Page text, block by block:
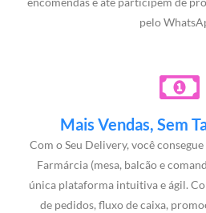
pelo
Mais Vendas, Sem
Com o Seu Delivery, você
Farmárcia (mesa, balcão e
única plataforma intuitiva e ágil.
de pedidos, fluxo de caixa,